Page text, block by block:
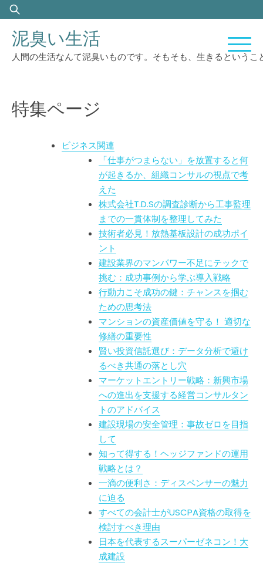
Skip
to
content
索:
泥臭い生活
人間の生活なんて泥臭いものです。そもそも、生きるという
特集ページ
ビジネス関連
「仕事がつまらない」を放置すると何
が起きるか、組織コンサルの視点で考
えた
株式会社T.D.Sの調査診断から工事監理
までの一貫体制を整理してみた
技術者必見！放熱基板設計の成功ポイ
ント
建設業界のマンパワー不足にテックで
挑む：成功事例から学ぶ導入戦略
行動力こそ成功の鍵：チャンスを掴む
ための思考法
マンションの資産価値を守る！ 適切な
修繕の重要性
賢い投資信託選び：データ分析で避け
るべき共通の落とし穴
マーケットエントリー戦略：新興市場
への進出を支援する経営コンサルタン
トのアドバイス
建設現場の安全管理：事故ゼロを目指
して
知って得する！ヘッジファンドの運用
戦略とは？
一滴の便利さ：ディスペンサーの魅力
に迫る
すべての会計士がUSCPA資格の取得を
検討すべき理由
日本を代表するスーパーゼネコン！大
成建設